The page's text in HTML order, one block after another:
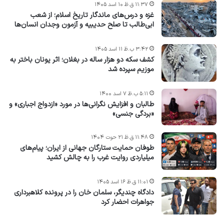
غزه و درس‌های ماندگار تاریخ اسلام؛ از شعب
ابی‌طالب تا صلح حدیبیه و آزمون وجدان انسان‌ها
۱۱:۳۷ ق.ظ ۱۰ اسد ۱۴۰۵
کشف سکه دو هزار ساله در بغلان؛ اثر یونان باختر به
موزیم سپرده شد
۳:۴۲ ب.ظ ۱۱ اسد ۱۴۰۵
طالبان و افزایش نگرانی‌ها در مورد «ازدواج اجباری» و
«بردگی جنسی»
۵:۱۱ ب.ظ ۷ اسد ۱۴۰۰
طوفان حمایت ستارگان جهانی از ایران؛ پیام‌های
میلیاردی روایت غرب را به چالش کشید
۱۱:۴۸ ق.ظ ۲۱ حوت ۱۴۰۴
دادگاه چندیگر، سلمان خان را در پرونده کلاهبرداری
جواهرات احضار کرد
۱۱:۰۱ ق.ظ ۱۶ اسد ۱۴۰۵